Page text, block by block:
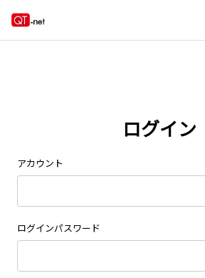
ログイン
アカウント
ログインパスワード